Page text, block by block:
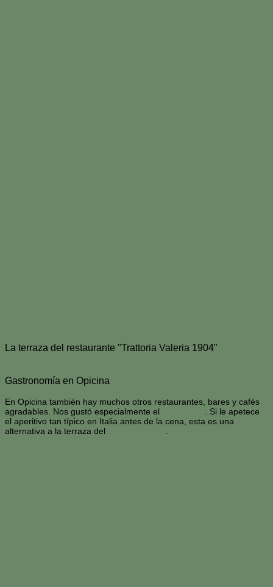
La terraza del restaurante "Trattoria Valeria 1904"
Gastronomía en Opicina
En Opicina también hay muchos otros restaurantes, bares y cafés
agradables. Nos gustó especialmente el
. Si le apetece
el aperitivo tan típico en Italia antes de la cena, esta es una
alternativa a la terraza del